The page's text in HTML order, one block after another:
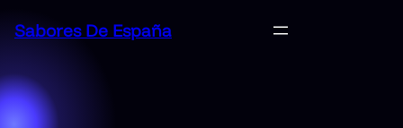
Sabores De España